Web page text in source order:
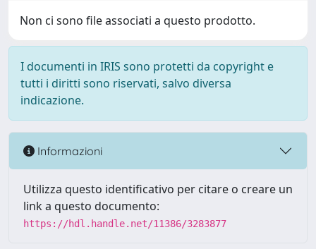
Non ci sono file associati a questo prodotto.
I documenti in IRIS sono protetti da copyright e
tutti i diritti sono riservati, salvo diversa
indicazione.
Informazioni
Utilizza questo identificativo per citare o creare un
link a questo documento:
https://hdl.handle.net/11386/3283877